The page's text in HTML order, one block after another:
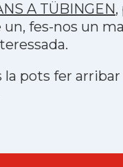
A TÜBINGEN,
fes-nos un
pots fer arribar